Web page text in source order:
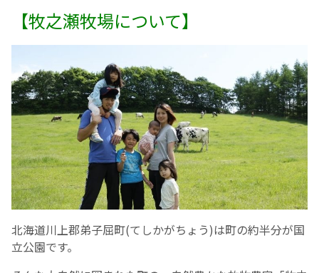
【牧之瀬牧場について】
北海道川上郡弟子屈町(てしかがちょう)は町の約半分が国
立公園です。